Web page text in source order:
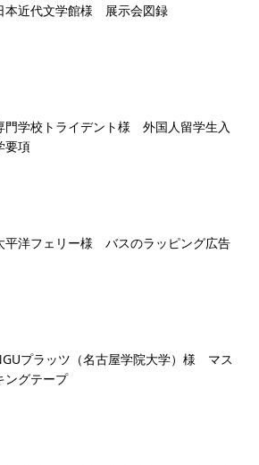
本近代文学館様 展示会図録
門学校トライデント様 外国人留学生入
要項
平洋フェリー様 バスのラッピング広告
プラッツ（名古屋学院大学）様 マス
ングテープ